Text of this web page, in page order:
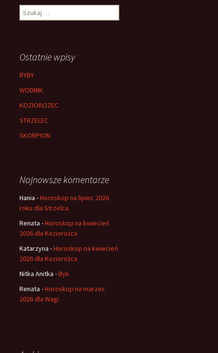
Szukaj:
Ostatnie wpisy
RYBY
WODNIK
KOZIOROZEC
STRZELEC
SKORPION
Najnowsze komentarze
Hania -Horoskop na lipiec 2026
roku dla Strzelca
Renata -Horoskop na kwiecień
2026 dla Koziorożca
Katarzyna -Horoskop na kwiecień
2026 dla Koziorożca
Nitka Anitka -Byk
Renata -Horoskop na marzec
2026 dla Wagi